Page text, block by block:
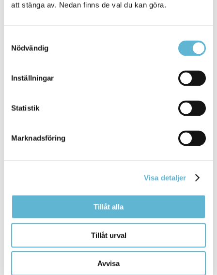
att stänga av. Nedan finns de val du kan göra.
Nödvändig
Inställningar
Statistik
Marknadsföring
Visa detaljer
Tillåt alla
Tillåt urval
Avvisa
KONTAKT
Besöksadress
Box 18, 295 21 Bromölla
Fax: 0456-82 22 00